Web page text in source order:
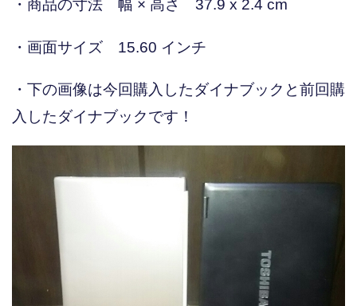
・商品の寸法 幅 × 高さ 37.9 x 2.4 cm
・画面サイズ 15.60 インチ
・下の画像は今回購入したダイナブックと前回購
入したダイナブックです！